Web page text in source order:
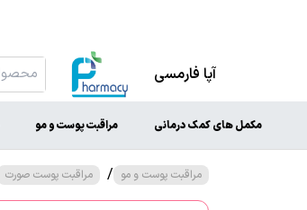
آپا فارمسی
مکمل های کمک درمانی مراقبت پوست و مو
مراقبت پوست و مو / مراقبت پوست صورت